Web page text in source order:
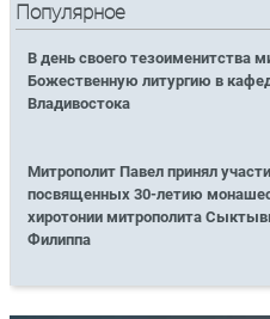
Популярное
В день своего тезоименитства
Божественную литургию в
Владивостока
Митрополит Павел принял
посвященных 30-летию
хиротонии митрополита
Филиппа